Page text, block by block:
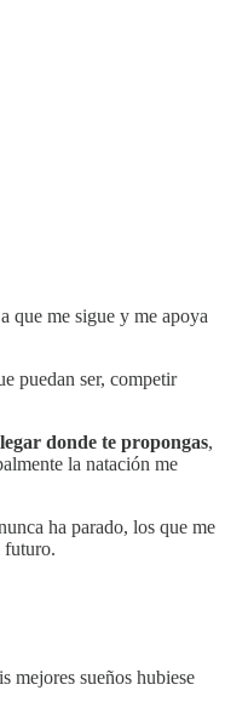
que me sigue y me apoya
puedan ser, competir
donde te propongas,
la natación me
ha parado, los que me
futuro.
mejores sueños hubiese